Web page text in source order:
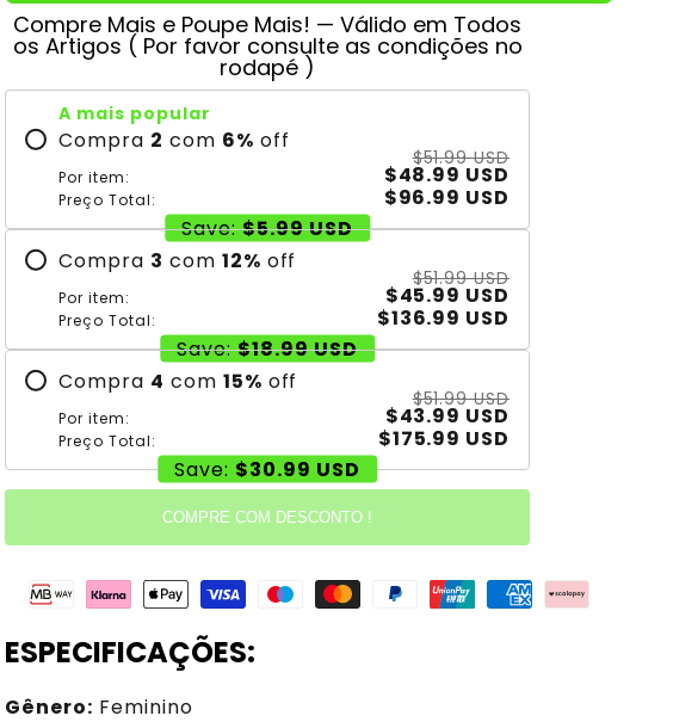
Compre Mais e Poupe Mais! — Válido em Todos
os Artigos ( Por favor consulte as condições no
rodapé )
A mais popular
Compra 2 com 6% off
Por item:
$51.99 USD
$48.99 USD
Preço Total:
$96.99 USD
Save: $5.99 USD
Compra 3 com 12% off
Por item:
$51.99 USD
$45.99 USD
Preço Total:
$136.99 USD
Save: $18.99 USD
Compra 4 com 15% off
Por item:
$51.99 USD
$43.99 USD
Preço Total:
$175.99 USD
Save: $30.99 USD
COMPRE COM DESCONTO !
ESPECIFICAÇÕES:
Gênero: Feminino